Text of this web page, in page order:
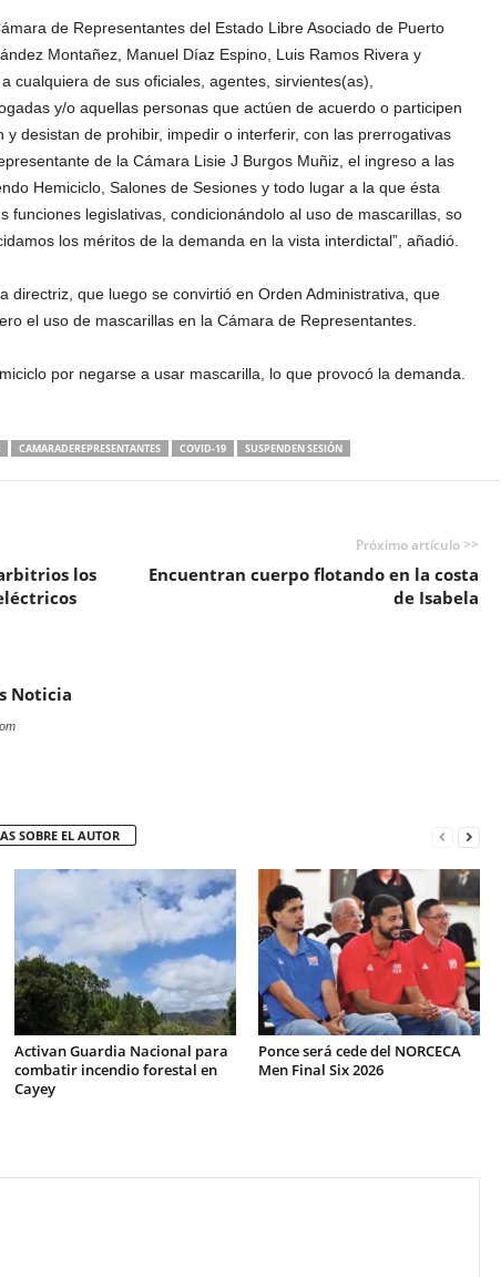
de Representantes del Estado Libre Asociado de Puerto
Montañez, Manuel Díaz Espino, Luis Ramos Rivera y
cualquiera de sus oficiales, agentes, sirvientes(as),
y/o aquellas personas que actúen de acuerdo o participen
y desistan de prohibir, impedir o interferir, con las prerrogativas
de la Cámara Lisie J Burgos Muñiz, el ingreso a las
Hemiciclo, Salones de Sesiones y todo lugar a la que ésta
funciones legislativas, condicionándolo al uso de mascarillas, so
los méritos de la demanda en la vista interdictal”, añadió.
directriz, que luego se convirtió en Orden Administrativa, que
el uso de mascarillas en la Cámara de Representantes.
por negarse a usar mascarilla, lo que provocó la demanda.
CAMARADEREPRESENTANTES COVID-19 SUSPENDEN SESIÓN
los
Próximo artículo >>
Encuentran cuerpo flotando en la costa
de Isabela
Noticia
SOBRE EL AUTOR
Activan Guardia Nacional para
combatir incendio forestal en
Cayey
Ponce será cede del NORCECA
Men Final Six 2026